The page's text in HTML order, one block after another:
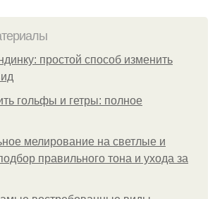
простой способ изменить
гольфы и гетры: полное
мелирование на светлые и
правильного тона и ухода за